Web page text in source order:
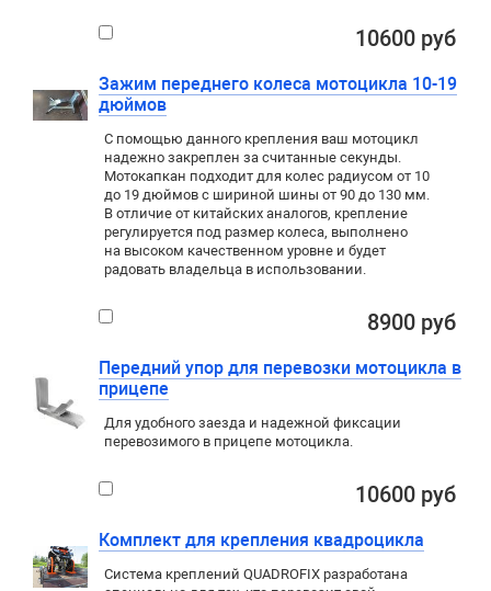
10600 руб
Зажим переднего колеса мотоцикла 10-19
дюймов
С помощью данного крепления ваш мотоцикл
надежно закреплен за считанные секунды.
Мотокапкан подходит для колес радиусом от 10
до 19 дюймов с шириной шины от 90 до 130 мм.
В отличие от китайских аналогов, крепление
регулируется под размер колеса, выполнено
на высоком качественном уровне и будет
радовать владельца в использовании.
8900 руб
Передний упор для перевозки мотоцикла в
прицепе
Для удобного заезда и надежной фиксации
перевозимого в прицепе мотоцикла.
10600 руб
Комплект для крепления квадроцикла
Система креплений QUADROFIX разработана